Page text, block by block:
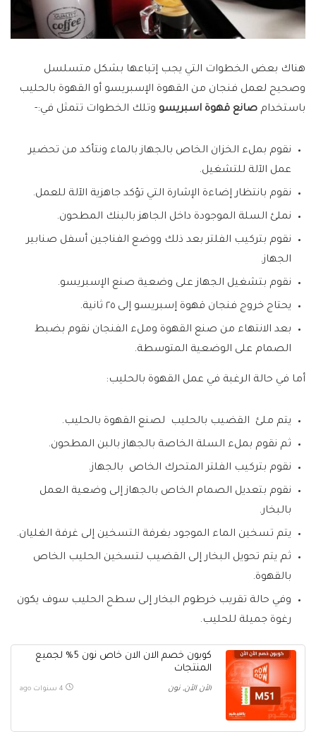
هناك بعض الخطوات التي يجب إتباعها بشكل متسلسل
وصحيح لعمل فنجان من القهوة الإسبريسو أو القهوة بالحليب
باستخدام صانع قهوة اسبريسو وتلك الخطوات تتمثل في:-
نقوم بملء الخزان الخاص بالجهاز بالماء ونتأكد من تحضير
عمل الآلة للتشغيل.
نقوم بانتظار إضاءة الإشارة التي تؤكد جاهزية الآلة للعمل.
نملئ السلة الموجودة داخل الجاهز بالبنك المطحون.
نقوم بتركيب الفلتر بعد ذلك ووضع الفناجين أسفل صنابير
الجهاز.
نقوم بتشغيل الجهاز على وضعية صنع الإسبريسو.
يحتاج خروج فنجان قهوة إسبريسو إلى ٢٥ ثانية.
بعد الانتهاء من صنع القهوة وملء الفنجان نقوم بضبط
الصمام على الوضعية المتوسطة.
أما في حالة الرغبة في عمل القهوة بالحليب:
يتم ملئ القضيب بالحليب لصنع القهوة بالحليب.
ثم نقوم بملء السلة الخاصة بالجهاز بالبن المطحون.
نقوم بتركيب الفلتر المتحرك الخاص بالجهاز.
نقوم بتعديل الصمام الخاص بالجهاز إلى وضعية العمل
بالبخار.
يتم تسخين الماء الموجود بغرفة التسخين إلى غرفة الغليان.
ثم يتم تحويل البخار إلى القضيب لتسخين الحليب الخاص
بالقهوة.
وفي حالة تقريب خرطوم البخار إلى سطح الحليب سوف يكون
رغوة جميلة للحليب.
كوبون خصم الان الان خاص نون 5% لجميع
المنتجات
الأن الأن, نون 4 سنوات ago